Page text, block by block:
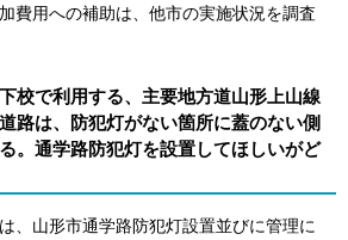
費用への補助は、他市の実施状況を調査
校で利用する、主要地方道山形上山線
路は、防犯灯がない箇所に蓋のない側
。通学路防犯灯を設置してほしいがど
、山形市通学路防犯灯設置並びに管理に